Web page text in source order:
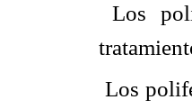
 Los
 Los